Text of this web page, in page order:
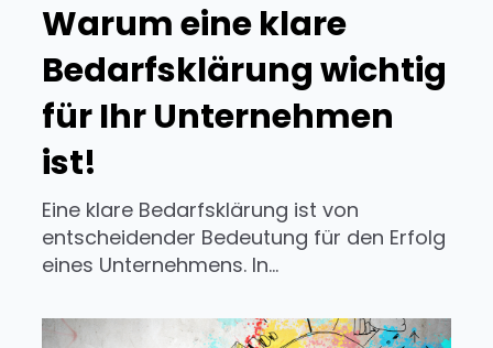
Warum eine klare
Bedarfsklärung wichtig
für Ihr Unternehmen
ist!
Eine klare Bedarfsklärung ist von
entscheidender Bedeutung für den Erfolg
eines Unternehmens. In...